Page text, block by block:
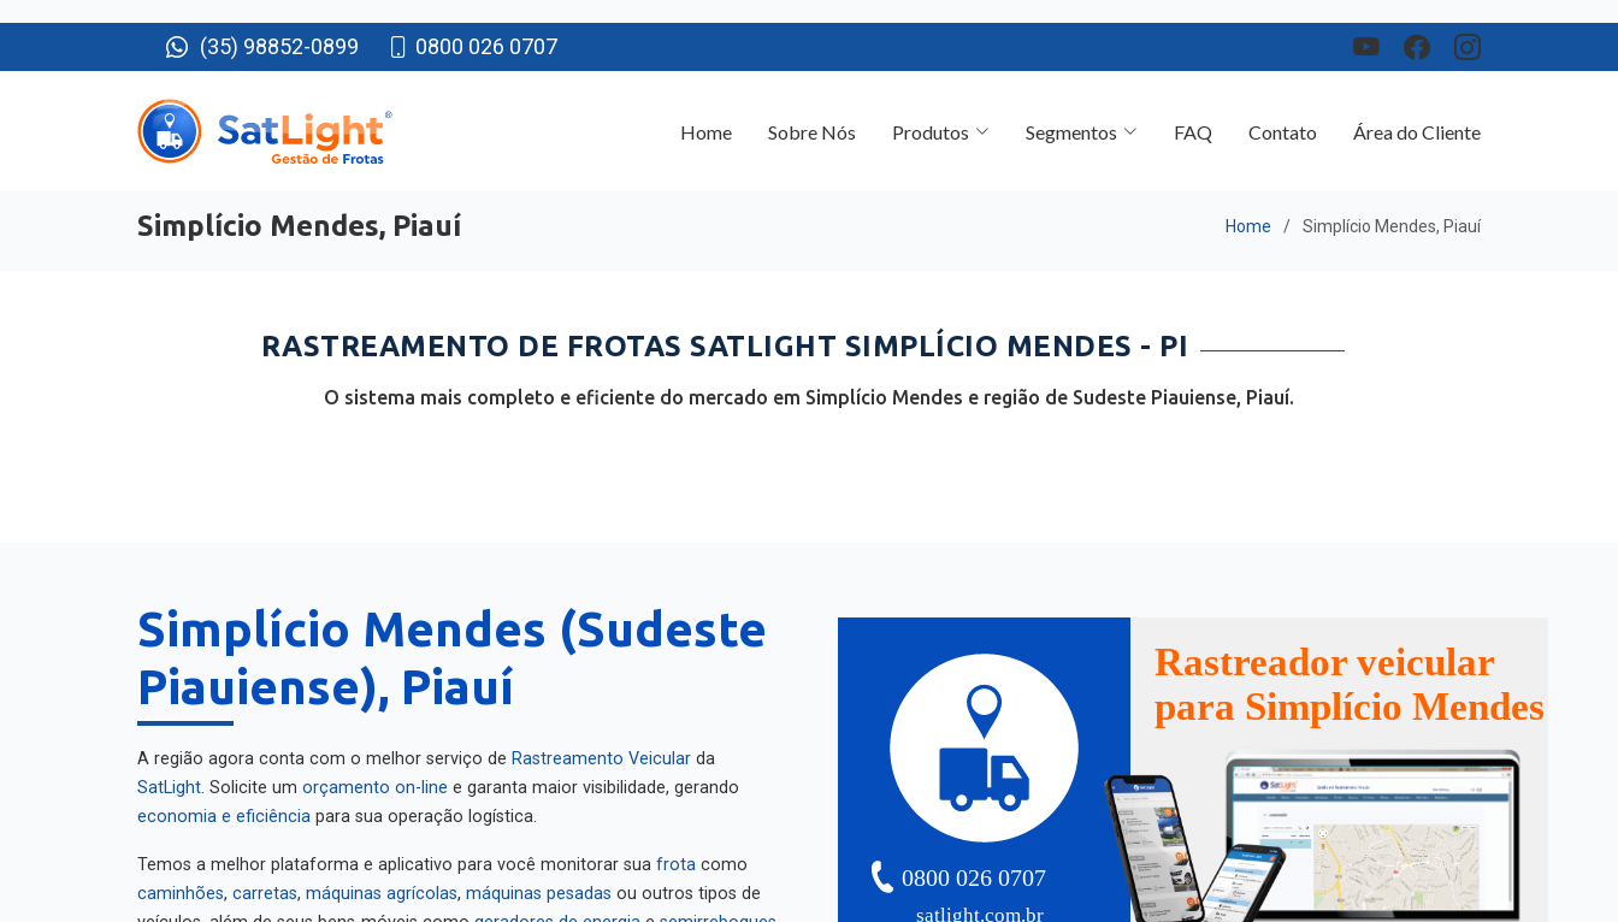
(35) 98852-0899 0800 026 0707
Simplício Mendes, Piauí
RASTREAMENTO DE FROTAS SATLIGHT SIMPLÍCIO MENDES - PI
O sistema mais completo e eficiente do mercado em Simplício Mendes e região de Sudeste Piauiense, Piauí.
Simplício Mendes (Sudeste
Piauiense), Piauí
A região agora conta com o melhor serviço de Rastreamento Veicular
da
SatLight
. Solicite um orçamento on-line
e garanta maior visibilidade, gerando
economia e eficiência
para sua operação logística.
Temos a melhor plataforma e aplicativo para você monitorar sua frota
caminhões
máquinas agrícolas máquinas pesadas
ou outros tipos de
veículos, além de seus bens-móveis como
geradores de energia semirreboques satlight.com.br
0800 026 0707
Rastreador veicular
para Simplício Mendes